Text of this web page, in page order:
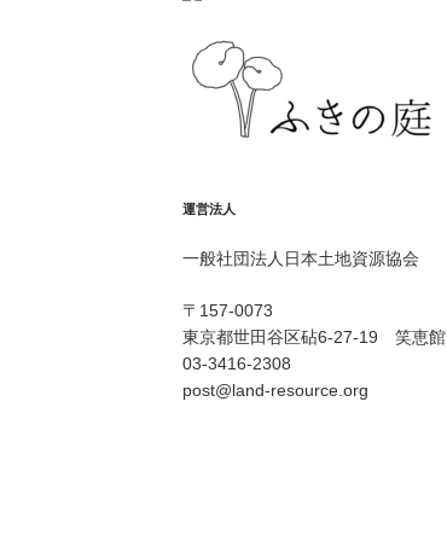
運営法人
一般社団法人日本土地資源協会
〒157-0073
東京都世田谷区砧6-27-19 笑恵館
03-3416-2308
post@land-resource.org